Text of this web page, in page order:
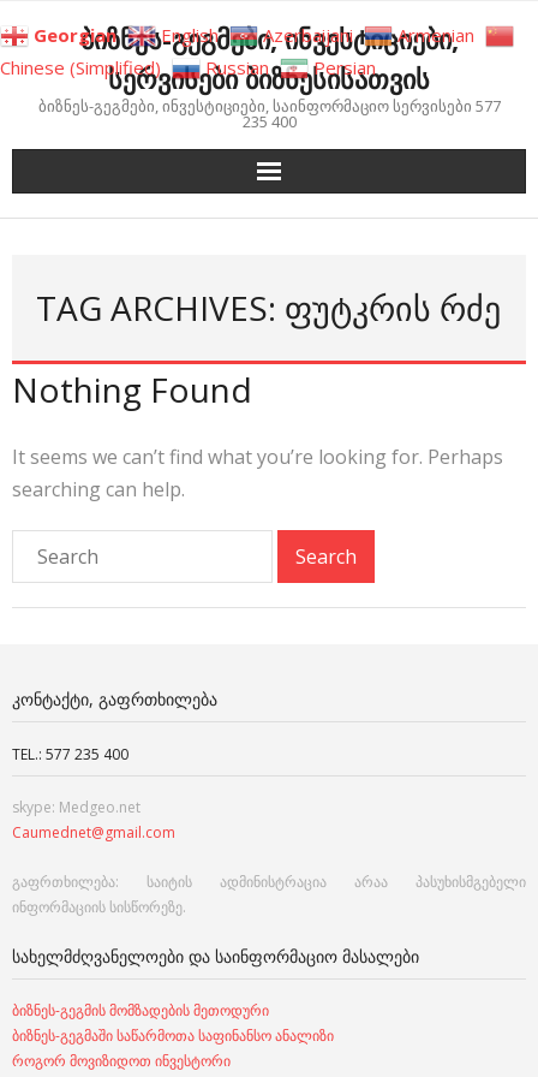
to
content
ბიზნეს-გეგმები, ინვესტიციები,
სერვისები ბიზნესისათვის
ბიზნეს-გეგმები, ინვესტიციები, საინფორმაციო სერვისები 577
235 400
TAG ARCHIVES: ᲤᲣᲢᲙᲠᲘᲡ ᲠᲫᲔ
Nothing Found
It seems we can’t find what you’re looking for. Perhaps
searching can help.
ᲙᲝᲜᲢᲐᲥᲢᲘ, ᲒᲐᲤᲠᲗᲮᲘᲚᲔᲑᲐ
TEL.: 577 235 400
skype: Medgeo.net
Caumednet@gmail.com
გაფრთხილება: საიტის ადმინისტრაცია არაა პასუხისმგებელი
ინფორმაციის სისწორეზე.
ᲡᲐᲮᲔᲚᲛᲫᲦᲕᲐᲜᲔᲚᲝᲔᲑᲘ ᲓᲐ ᲡᲐᲘᲜᲤᲝᲠᲛᲐᲪᲘᲝ ᲛᲐᲡᲐᲚᲔᲑᲘ
ბიზნეს-გეგმის მომზადების მეთოდური
ბიზნეს-გეგმაში საწარმოთა საფინანსო ანალიზი
როგორ მოვიზიდოთ ინვესტორი
Georgian English Azerbaijani
Armenian
Chinese (Simplified)
Russian Persian